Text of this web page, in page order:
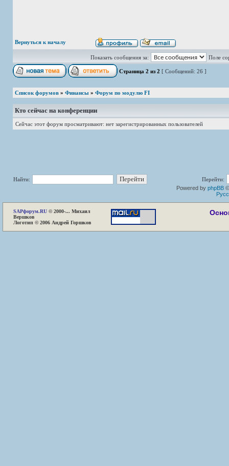
Вернуться к началу
Показать сообщения за: Поле
Страница 2 из 2 [ Сообщений: 26 ]
Список форумов » Финансы » Форум по модулю FI
Кто сейчас на конференции
Сейчас этот форум просматривают: нет зарегистрированных пользователей
Найти:
Перейти:
Powered by phpBB
SAPфорум.RU © 2000-... Михаил
Вершков
Логотип © 2006 Андрей Горшков